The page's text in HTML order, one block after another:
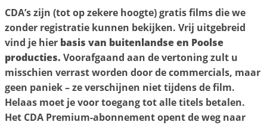
CDA’s zijn (tot op zekere hoogte) gratis films die we
zonder registratie kunnen bekijken. Vrij uitgebreid
vind je hier basis van buitenlandse en Poolse
producties. Voorafgaand aan de vertoning zult u
misschien verrast worden door de commercials, maar
geen paniek – ze verschijnen niet tijdens de film.
Helaas moet je voor toegang tot alle titels betalen.
Het CDA Premium-abonnement opent de weg naar